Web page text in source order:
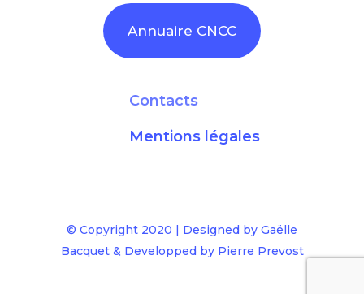
Annuaire CNCC
Contacts
Mentions légales
© Copyright 2020 | Designed by Gaëlle
Bacquet& Developped by Pierre Prevost